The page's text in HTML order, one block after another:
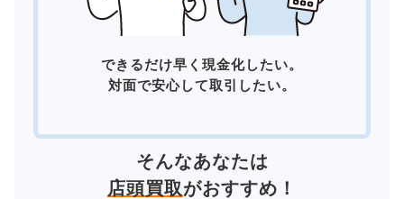
できるだけ早く現金化したい。
対面で安心して取引したい。
そんなあなたは
店頭買取がおすすめ！